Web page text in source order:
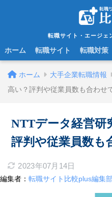
転職サイト・エージェ
ホーム 転職サイト 転職対策
ホーム 大手企業転職情報
高い？評判や従業員数も合わせ
NTTデータ経営研
評判や従業員数も
2023年07月14日
編集者： 転職サイト比較plus編集部